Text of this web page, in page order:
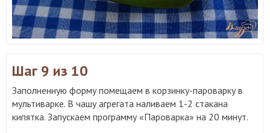
Шаг 9 из 10
Заполненную форму помещаем в корзинку-пароварку в
мультиварке. В чашу агрегата наливаем 1-2 стакана
кипятка. Запускаем программу «Пароварка» на 20 минут.